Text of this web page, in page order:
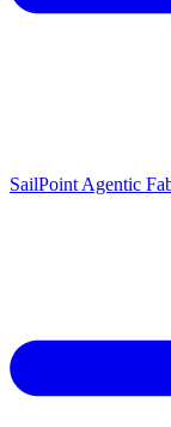
SailPoint Agentic